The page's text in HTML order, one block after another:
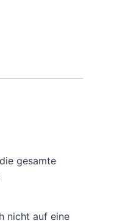
gesamte
nicht auf eine